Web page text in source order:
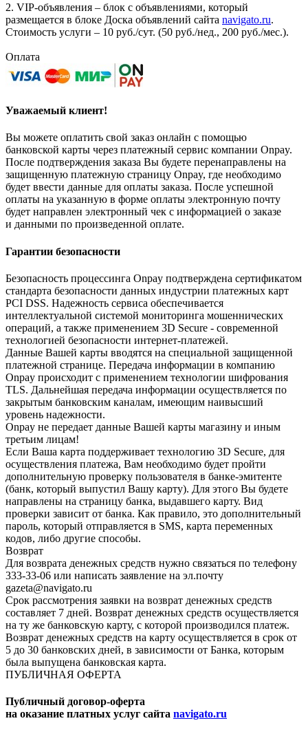
2. VIP-объявления – блок с объявлениями, который
размещается в блоке Доска объявлений сайта navigato.ru.
Стоимость услуги – 10 руб./сут. (50 руб./нед., 200 руб./мес.).
Оплата
Уважаемый клиент!
Вы можете оплатить свой заказ онлайн с помощью
банковской карты через платежный сервис компании Onpay.
После подтверждения заказа Вы будете перенаправлены на
защищенную платежную страницу Onpay, где необходимо
будет ввести данные для оплаты заказа. После успешной
оплаты на указанную в форме оплаты электронную почту
будет направлен электронный чек с информацией о заказе
и данными по произведенной оплате.
Гарантии безопасности
Безопасность процессинга Onpay подтверждена сертификатом
стандарта безопасности данных индустрии платежных карт
PCI DSS. Надежность сервиса обеспечивается
интеллектуальной системой мониторинга мошеннических
операций, а также применением 3D Secure - современной
технологией безопасности интернет-платежей.
Данные Вашей карты вводятся на специальной защищенной
платежной странице. Передача информации в компанию
Onpay происходит с применением технологии шифрования
TLS. Дальнейшая передача информации осуществляется по
закрытым банковским каналам, имеющим наивысший
уровень надежности.
Onpay не передает данные Вашей карты магазину и иным
третьим лицам!
Если Ваша карта поддерживает технологию 3D Secure, для
осуществления платежа, Вам необходимо будет пройти
дополнительную проверку пользователя в банке-эмитенте
(банк, который выпустил Вашу карту). Для этого Вы будете
направлены на страницу банка, выдавшего карту. Вид
проверки зависит от банка. Как правило, это дополнительный
пароль, который отправляется в SMS, карта переменных
кодов, либо другие способы.
Возврат
Для возврата денежных средств нужно связаться по телефону
333-33-06 или написать заявление на эл.почту
gazeta@navigato.ru
Срок рассмотрения заявки на возврат денежных средств
составляет 7 дней. Возврат денежных средств осуществляется
на ту же банковскую карту, с которой производился платеж.
Возврат денежных средств на карту осуществляется в срок от
5 до 30 банковских дней, в зависимости от Банка, которым
была выпущена банковская карта.
ПУБЛИЧНАЯ ОФЕРТА
Публичный договор-оферта
на оказание платных услуг сайта navigato.ru